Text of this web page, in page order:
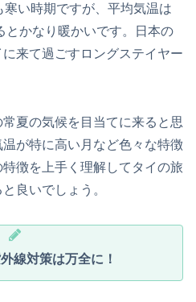
い時期ですが、平均気温は
とかなり暖かいです。日本の
来て過ごすロングステイヤー
夏の気候を目当てに来ると思
が特に高い月など色々な特徴
徴を上手く理解してタイの旅
良いでしょう。
線対策は万全に！